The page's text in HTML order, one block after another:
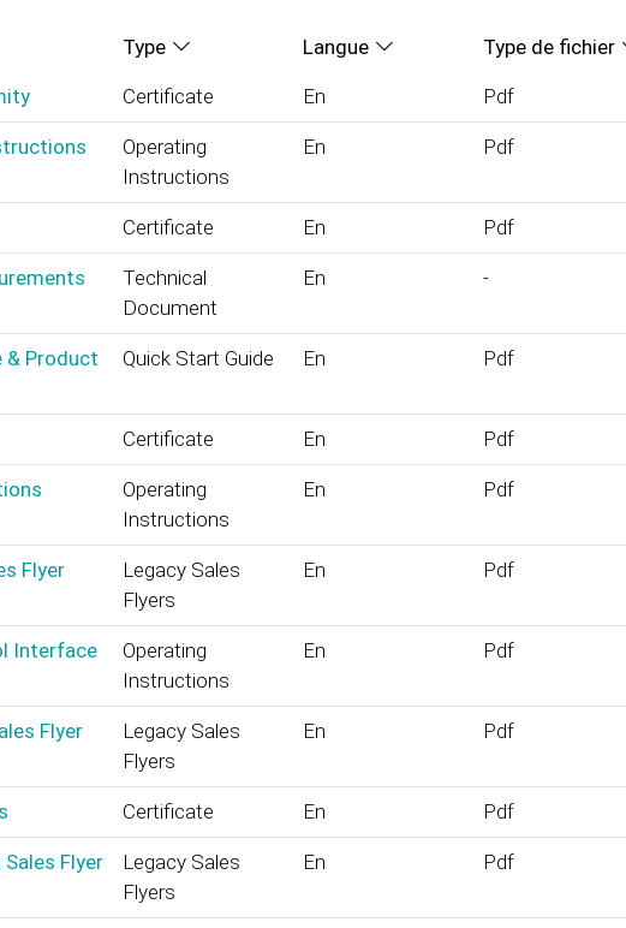
Type Langue Type de fichier
Certificate En Pdf
Operating
Instructions
En Pdf
Certificate En Pdf
Technical
Document
En -
& Product
Quick Start Guide En Pdf
Certificate En Pdf
Operating
Instructions
En Pdf
Flyer
Legacy Sales
Flyers
En Pdf
Interface
Operating
Instructions
En Pdf
Flyer
Legacy Sales
Flyers
En Pdf
Certificate En Pdf
Flyer
Legacy Sales
Flyers
En Pdf